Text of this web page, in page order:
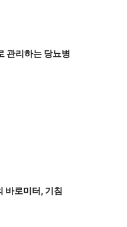
관리하는 당뇨병
바로미터, 기침